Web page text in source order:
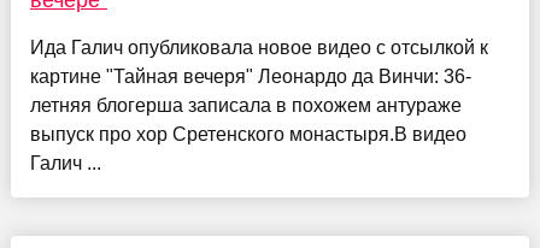
Ида Галич опубликовала новое видео с отсылкой к
картине "Тайная вечеря" Леонардо да Винчи: 36-
летняя блогерша записала в похожем антураже
выпуск про хор Сретенского монастыря.В видео
Галич ...